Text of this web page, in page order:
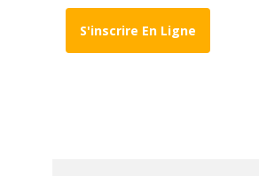
S'inscrire En Ligne